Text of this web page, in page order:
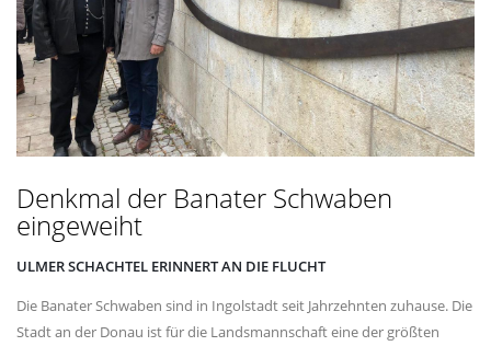
Denkmal der Banater Schwaben
eingeweiht
ULMER SCHACHTEL ERINNERT AN DIE FLUCHT
Die Banater Schwaben sind in Ingolstadt seit Jahrzehnten zuhause. Die
Stadt an der Donau ist für die Landsmannschaft eine der größten